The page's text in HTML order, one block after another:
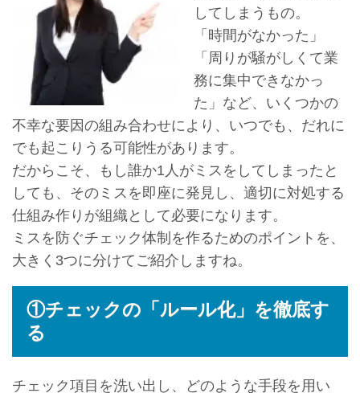
してしまうもの。
「時間がなかった」
「周りが騒がしくて業
務に集中できなかっ
た」など、いくつかの
不幸な要因の組み合わせにより、いつでも、だれに
でも起こりうる可能性があります。
だからこそ、もし誰か1人がミスをしてしまったと
しても、そのミスを即座に発見し、適切に対処する
仕組み作りが組織として必要になります。
ミスを防ぐチェック体制を作るためのポイントを、
大きく3つに分けてご紹介しますね。
①チェックの「ルール化」を徹底す
る
チェック項目を洗い出し、どのような手段を用い